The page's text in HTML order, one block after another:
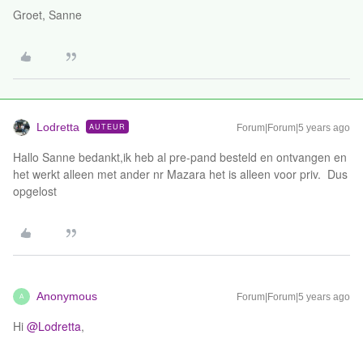
Groet, Sanne
Lodretta AUTEUR Forum|Forum|5 years ago
Hallo Sanne bedankt,ik heb al pre-pand besteld en ontvangen en
het werkt alleen met ander nr Mazara het is alleen voor priv. Dus
opgelost
A Anonymous Forum|Forum|5 years ago
Hi @Lodretta,